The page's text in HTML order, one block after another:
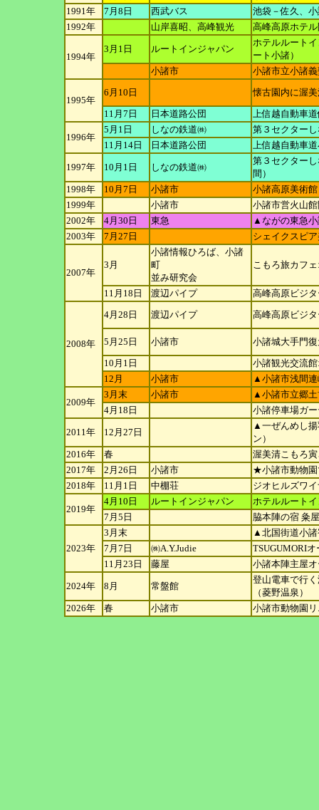
1991年
7月8日 西武バス
池袋－佐久、
1992年
山岸喜昭、高峰観光 高峰高原ホテ
1994年
3月1日 ルートインジャパン
ホテルルート
ート 小諸）
小諸市
小諸市立小諸
1995年
6月10日
懐古園内に渥
11月7日
日本道路公団 上信越自動車
1996年
5月1日 しなの鉄道㈱
第３セクター
11月14日
日本道路公団 上信越自動車
1997年 10月1日 しなの鉄道㈱
第３セクター
間）
1998年
10月7日 小諸市
小諸高原美術
1999年
小諸市
小諸市営火山
2002年
4月30日 東急
▲ながの東急小
2003年
7月27日 シェイクスピ
2007年
3月
小諸情報ひろば、小諸
町
並み研究会
こもろ旅カフ
11月18日 渡辺パイプ 高峰高原ビジ
2008年
4月28日 渡辺パイプ 高峰高原ビジ
5月25日 小諸市
小諸城大手門
10月1日
小諸観光交流
12月
小諸市 ▲小諸市浅間連
2009年
3月末 小諸市
▲小諸市立郷
4月18日
小諸停車場ガ
2011年 12月27日
▲一ぜんめし
ン）
2016年
春
渥美清こもろ
2017年
2月26日 小諸市
★小諸市動物園
2018年
11月1日 中棚荘 ジオヒルズワ
2019年
4月10日 ルートインジャパン
ホテルルート
7月5日
脇本陣の宿 粂
2023年
3月末
▲北国街道小
7月7日
㈱A.Y.Judie
TSUGUMORI
11月23日
藤屋 小諸本陣主屋
2024年 8月 常盤館
登山電車で行
（菱野温泉）
2026年
春 小諸市 小諸市動物園